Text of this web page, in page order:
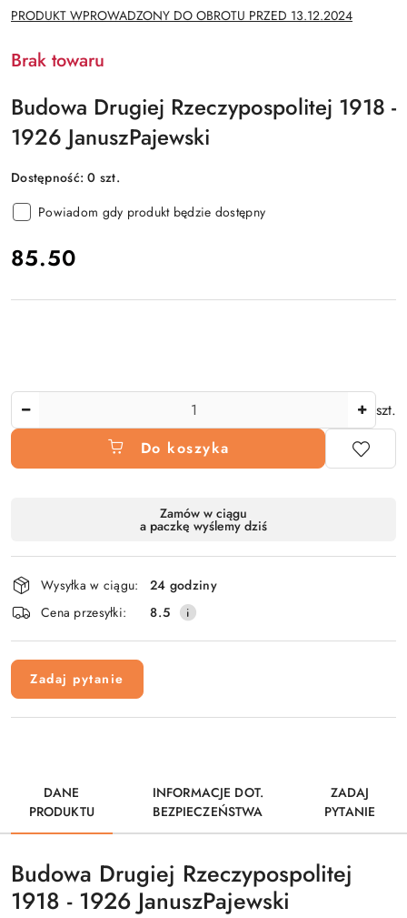
NAZWA
PRODUCENTA:
PRODUKT WPROWADZONY DO OBROTU PRZED 13.12.2024
Brak towaru
Budowa Drugiej Rzeczypospolitej 1918 -
1926 JanuszPajewski
Dostępność:0 szt.
Powiadom gdy produkt będzie dostępny
cena:
85.50
szt.
Do koszyka
dostawa
Zamów w ciągu
a paczkę wyślemy dziś
Wysyłka w ciągu:
24 godziny
Cena przesyłki:
8.5
Zadaj pytanie
DANE
PRODUKTU
INFORMACJE DOT.
BEZPIECZEŃSTWA
ZADAJ
PYTANIE
Budowa Drugiej Rzeczypospolitej
1918 - 1926 JanuszPajewski